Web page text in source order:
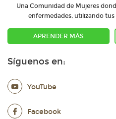
Una Comunidad de Mujeres
enfermedades, utilizando
APRENDER MÁS
Síguenos en:
YouTube
Facebook